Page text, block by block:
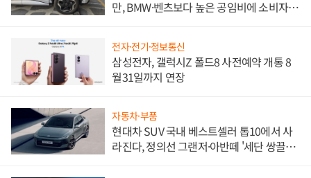
만, BMW·벤츠보다 높은 공임비에 소비자
전자·전기·정보통신
삼성전자, 갤럭시Z 폴드8 사전예약 개통 8
월31일까지 연장
자동차·부품
현대차 SUV 국내 베스트셀러 톱10에서 사
라진다, 정의선 그랜저·아반떼 '세단 쌍끌